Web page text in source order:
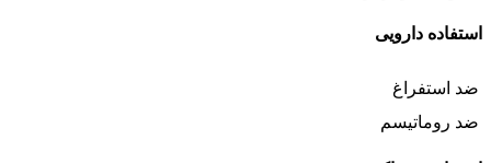
استفاده دارویی
ضد استفراغ
ضد روماتیسم